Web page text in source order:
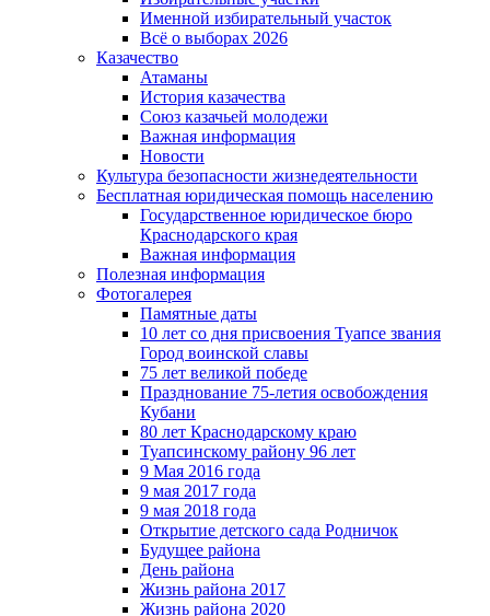
Именной избирательный участок
Всё о выборах 2026
Казачество
Атаманы
История казачества
Союз казачьей молодежи
Важная информация
Новости
Культура безопасности жизнедеятельности
Бесплатная юридическая помощь населению
Государственное юридическое бюро
Краснодарского края
Важная информация
Полезная информация
Фотогалерея
Памятные даты
10 лет со дня присвоения Туапсе звания
Город воинской славы
75 лет великой победе
Празднование 75-летия освобождения
Кубани
80 лет Краснодарскому краю
Туапсинскому району 96 лет
9 Мая 2016 года
9 мая 2017 года
9 мая 2018 года
Открытие детского сада Родничок
Будущее района
День района
Жизнь района 2017
Жизнь района 2020